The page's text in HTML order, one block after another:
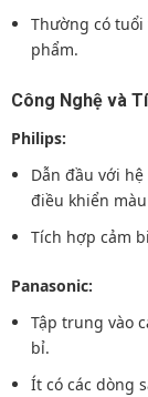
Thường có
phẩm.
Công Nghệ và
Philips:
Dẫn đầu với
điều khiển
Tích hợp cảm
Panasonic:
Tập trung vào
bỉ.
Ít có các dòng